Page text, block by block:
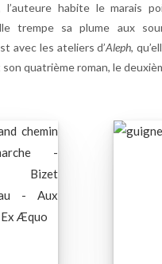
l’auteure habite le marais
trempe sa plume aux
avec les ateliers d’Aleph,
quatrième roman, le